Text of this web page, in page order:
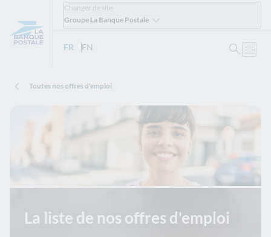
Changer de site
Groupe La Banque Postale
FR - Version française
EN
Toutes nos offres d'emploi
La liste de nos offres d'emploi